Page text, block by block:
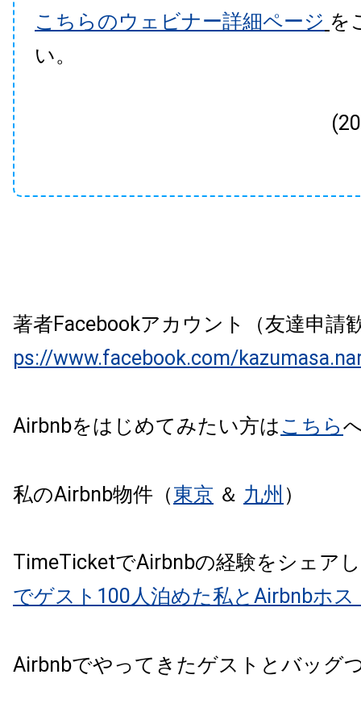
こちらのウェビナー詳細ページ を
い。
著者Facebookアカウント（友達申請
ps://www.facebook.com/
Airbnbをはじめてみたい方は こちら
私のAirbnb物件（東京 ＆ 九州 ）
TimeTicketでAirbnbの経験をシェア
でゲスト100人泊めた私とAirbnbホ
Airbnbでやってきたゲストとバッグ